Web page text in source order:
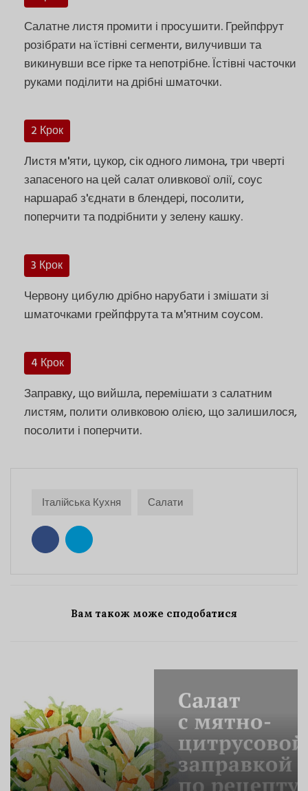
Салатне листя промити і просушити. Грейпфрут
розібрати на їстівні сегменти, вилучивши та
викинувши все гірке та непотрібне. Їстівні часточки
руками поділити на дрібні шматочки.
2 Крок
Листя м'яти, цукор, сік одного лимона, три чверті
запасеного на цей салат оливкової олії, соус
наршараб з'єднати в блендері, посолити,
поперчити та подрібнити у зелену кашку.
3 Крок
Червону цибулю дрібно нарубати і змішати зі
шматочками грейпфрута та м'ятним соусом.
4 Крок
Заправку, що вийшла, перемішати з салатним
листям, полити оливковою олією, що залишилося,
посолити і поперчити.
Італійська Кухня Салати
Вам також може сподобатися